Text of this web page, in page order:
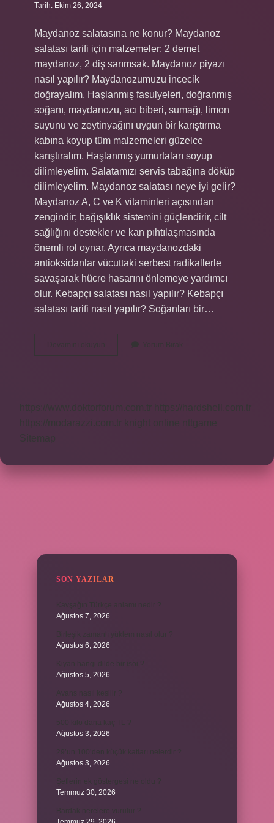
Tarih: Ekim 26, 2024
Maydanoz salatasına ne konur? Maydanoz
salatası tarifi için malzemeler: 2 demet
maydanoz, 2 diş sarımsak. Maydanoz piyazı
nasıl yapılır? Maydanozumuzu incecik
doğrayalım. Haşlanmış fasulyeleri, doğranmış
soğanı, maydanozu, acı biberi, sumağı, limon
suyunu ve zeytinyağını uygun bir karıştırma
kabına koyup tüm malzemeleri güzelce
karıştıralım. Haşlanmış yumurtaları soyup
dilimleyelim. Salatamızı servis tabağına döküp
dilimleyelim. Maydanoz salatası neye iyi gelir?
Maydanoz A, C ve K vitaminleri açısından
zengindir; bağışıklık sistemini güçlendirir, cilt
sağlığını destekler ve kan pıhtılaşmasında
önemli rol oynar. Ayrıca maydanozdaki
antioksidanlar vücuttaki serbest radikallerle
savaşarak hücre hasarını önlemeye yardımcı
olur. Kebapçı salatası nasıl yapılır? Kebapçı
salatası tarifi nasıl yapılır? Soğanları bir…
Devamını okuyun
Maydanoz
Salatası
Yorum Bırak
https://www.doktorforum.com.tr
https://hardshell.com.tr
https://modarazzi.com.tr
knight online
nttgame
SON YAZILAR
Ağustos 7, 2026
Ağustos 6, 2026
Ağustos 5, 2026
Ağustos 4, 2026
Ağustos 3, 2026
Ağustos 3, 2026
Temmuz 30, 2026